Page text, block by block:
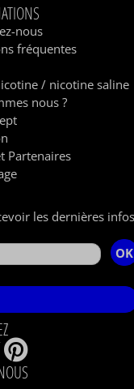
nous
fréquentes
/ nicotine saline
nous ?
Partenaires
les dernières
OK